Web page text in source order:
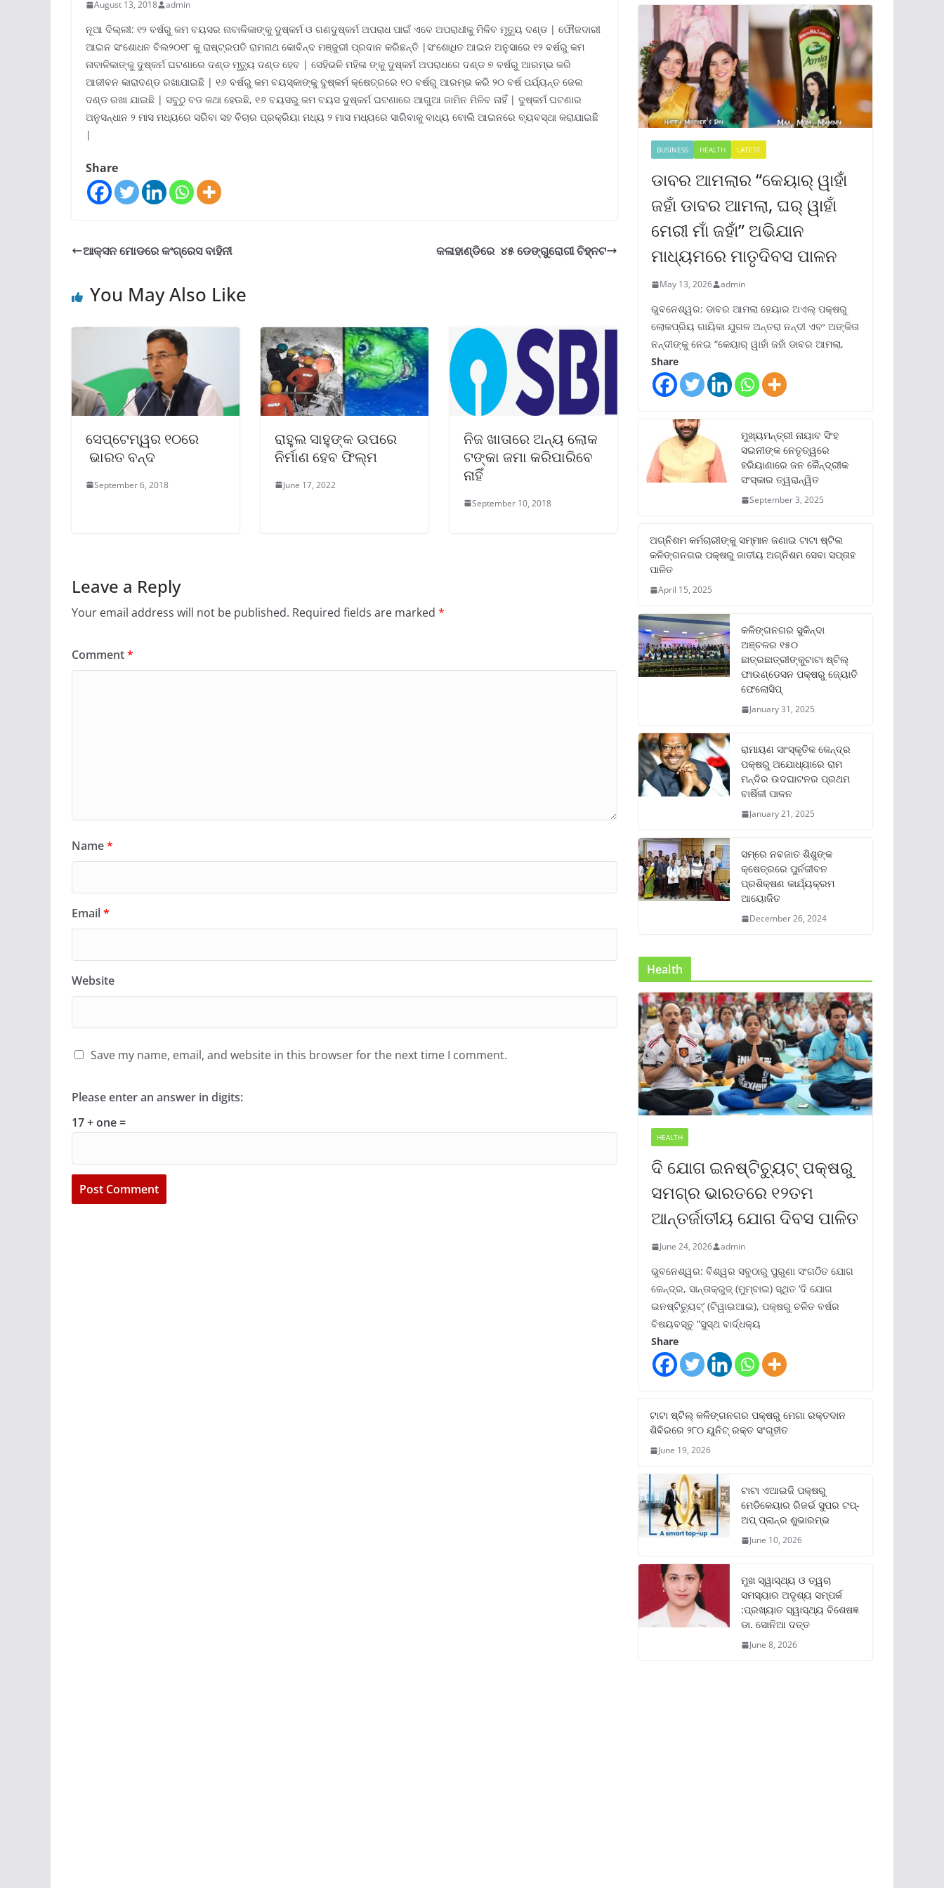
August 13, 2018 admin
ନୂଆ ଦିଲ୍ଲୀ: ୧୨ ବର୍ଷରୁ କମ ବୟସର ନାବାଳିକାଙ୍କୁ ଦୁଷ୍କର୍ମ ଓ ଗଣଦୁଷ୍କର୍ମ ଅପରାଧ ପାଇଁ ଏବେ ଅପରାଧୀକୁ ମିଳିବ ମୃତ୍ୟୁ ଦଣ୍ଡ | ଫୌଜଦାରୀ
ଆଇନ ସଂଶୋଧନ ବିଲ୨୦୧୮ କୁ ରାଷ୍ଟ୍ରପତି ରାମନାଥ କୋବିନ୍ଦ ମଞ୍ଜୁରୀ ପ୍ରଦାନ କରିଛନ୍ତି |ସଂଶୋଧିତ ଆଇନ ଅନୁସାରେ ୧୨ ବର୍ଷରୁ କମ
ନାବାଳିକାଙ୍କୁ ଦୁଷ୍କର୍ମ ଘଟଣାରେ ଦଣ୍ଡ ମୃତ୍ୟୁ ଦଣ୍ଡ ହେବ | ସେହିଭଳି ମହିଳା ଙ୍କୁ ଦୁଷ୍କର୍ମ ଅପରାଧରେ ଦଣ୍ଡ ୭ ବର୍ଷରୁ ଆରମ୍ଭ କରି
ଆଜୀବନ କାରାଦଣ୍ଡ ରଖାଯାଇଛି | ୧୬ ବର୍ଷରୁ କମ ବୟସ୍କାଙ୍କୁ ଦୁଷ୍କର୍ମ କ୍ଷେତ୍ରରେ ୧୦ ବର୍ଷରୁ ଆରମ୍ଭ କରି ୨୦ ବର୍ଷ ପର୍ଯ୍ୟନ୍ତ ଜେଲ
ଦଣ୍ଡ ରଖା ଯାଇଛି | ସବୁଠୁ ବଡ କଥା ହେଉଛି, ୧୬ ବୟସରୁ କମ ବୟସ ଦୁଷ୍କର୍ମ ଘଟଣାରେ ଆଗୁଆ ଜାମିନ ମିଳିବ ନାହିଁ | ଦୁଷ୍କର୍ମ ଘଟଣାର
ଅନୁସନ୍ଧାନ ୨ ମାସ ମଧ୍ୟରେ ସରିବା ସହ ବିଚାର ପ୍ରକ୍ରିୟା ମଧ୍ୟ ୨ ମାସ ମଧ୍ୟରେ ସାରିବାକୁ ବାଧ୍ୟ ବୋଲି ଆଇନରେ ବ୍ୟବସ୍ଥା କରାଯାଇଛି
|
Share
ଆକ୍ସନ ମୋଡରେ କଂଗ୍ରେସ ବାହିନୀ କଳାହାଣ୍ଡିରେ ୪୫ ଡେଙ୍ଗୁରୋଗୀ ଚିହ୍ନଟ
You May Also Like
ସେପ୍ଟେମ୍ୱର ୧୦ରେ
ଭାରତ ବନ୍ଦ
September 6, 2018
ରାହୁଲ ସାହୁଙ୍କ ଉପରେ
ନିର୍ମାଣ ହେବ ଫିଲ୍ମ
June 17, 2022
ନିଜ ଖାତାରେ ଅନ୍ୟ ଲୋକ
ଟଙ୍କା ଜମା କରିପାରିବେ
ନାହିଁ
September 10, 2018
Leave a Reply
Your email address will not be published. Required fields are marked *
Comment*
Name*
Email*
Website
Save my name, email, and website in this browser for the next time I comment.
Please enter an answer in digits:
17 + one =
BUSINESS HEALTH LATEST
ଡାବର ଆମଲାର “କେୟାର୍ ୱାହାଁ
ଜହାଁ ଡାବର ଆମଲା, ଘର୍ ୱାହାଁ
ମେରୀ ମାଁ ଜହାଁ” ଅଭିଯାନ
ମାଧ୍ୟମରେ ମାତୃଦିବସ ପାଳନ
May 13, 2026 admin
ଭୁବନେଶ୍ୱର: ଡାବର ଆମଲା ହେୟାର ଅଏଲ୍ ପକ୍ଷରୁ
ଲୋକପ୍ରିୟ ଗାୟିକା ଯୁଗଳ ଅନ୍ତରା ନନ୍ଦୀ ଏବଂ ଅଙ୍କିତା
ନନ୍ଦୀଙ୍କୁ ନେଇ “କେୟାର୍ ୱାହାଁ ଜହାଁ ଡାବର ଆମଲା,
Share
ମୁଖ୍ୟମନ୍ତ୍ରୀ ନାୟାବ ସିଂହ
ସଇନୀଙ୍କ ନେତୃତ୍ୱରେ
ହରିୟାଣାରେ ଜନ କୈନ୍ଦ୍ରୀକ
ସଂସ୍କାର ତ୍ୱରାନ୍ୱିତ
September 3, 2025
ଅଗ୍ନିଶମ କର୍ମଚାରୀଙ୍କୁ ସମ୍ମାନ ଜଣାଇ ଟାଟା ଷ୍ଟିଲ
କଳିଙ୍ଗନଗର ପକ୍ଷରୁ ଜାତୀୟ ଅଗ୍ନିଶମ ସେବା ସପ୍ତାହ
ପାଳିତ
April 15, 2025
କଳିଙ୍ଗନଗର ସୁକିନ୍ଦା
ଅଞ୍ଚଳର ୧୫୦
ଛାତ୍ରଛାତ୍ରୀଙ୍କୁଟାଟା ଷ୍ଟିଲ୍
ଫାଉଣ୍ଡେସନ ପକ୍ଷରୁ ଜ୍ୟୋତି
ଫେଲୋସିପ୍‌
January 31, 2025
ରାମାୟଣ ସାଂସ୍କୃତିକ କେନ୍ଦ୍ର
ପକ୍ଷରୁ ଅଯୋଧ୍ୟାରେ ରାମ
ମନ୍ଦିର ଉଦଘାଟନର ପ୍ରଥମ
ବାର୍ଷିକୀ ପାଳନ
January 21, 2025
ସମ୍‌ରେ ନବଜାତ ଶିଶୁଙ୍କ
କ୍ଷେତ୍ରରେ ପୁର୍ନଜୀବନ
ପ୍ରଶିକ୍ଷଣ କାର୍ଯ୍ୟକ୍ରମ
ଆୟୋଜିତ
December 26, 2024
Health
HEALTH
ଦି ଯୋଗ ଇନଷ୍ଟିଚ୍ୟୁଟ୍ ପକ୍ଷରୁ
ସମଗ୍ର ଭାରତରେ ୧୨ତମ
ଆନ୍ତର୍ଜାତୀୟ ଯୋଗ ଦିବସ ପାଳିତ
June 24, 2026 admin
ଭୁବନେଶ୍ୱର: ବିଶ୍ୱର ସବୁଠାରୁ ପୁରୁଣା ସଂଗଠିତ ଯୋଗ
କେନ୍ଦ୍ର, ସାନ୍ତାକ୍ରୁଜ୍ (ମୁମ୍ବାଇ) ସ୍ଥିତ ‘ଦି ଯୋଗ
ଇନଷ୍ଟିଚ୍ୟୁଟ୍‌’ (ଟିୱାଇଆଇ), ପକ୍ଷରୁ ଚଳିତ ବର୍ଷର
ବିଷୟବସ୍ତୁ “ସୁସ୍ଥ ବାର୍ଦ୍ଧକ୍ୟ
Share
ଟାଟା ଷ୍ଟିଲ୍‌ କଳିଙ୍ଗନଗର ପକ୍ଷରୁ ମେଗା ରକ୍ତଦାନ
ଶିବିରରେ ୨୮୦ ୟୁନିଟ୍‌ ରକ୍ତ ସଂଗୃହୀତ
June 19, 2026
ଟାଟା ଏଆଇଜି ପକ୍ଷରୁ
ମେଡିକେୟାର ରିଜର୍ଭ ସୁପର ଟପ୍‌-
ଅପ୍ ପ୍ଲାନ୍‌ର ଶୁଭାରମ୍ଭ
June 10, 2026
ମୁଖ ସ୍ୱାସ୍ଥ୍ୟ ଓ ତ୍ୱଚା
ସମସ୍ୟାର ଅଦୃଶ୍ୟ ସମ୍ପର୍କ
:ପ୍ରଖ୍ୟାତ ସ୍ୱାସ୍ଥ୍ୟ ବିଶେଷଜ୍ଞ
ଡା. ସୋନିଆ ଦତ୍ତ
June 8, 2026